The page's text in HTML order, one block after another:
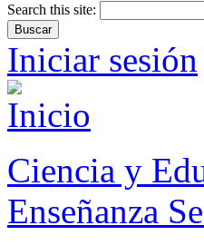
Search this site:
Iniciar sesión
Ciencia y
Enseñanza